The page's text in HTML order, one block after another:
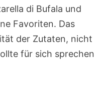
di Bufala und
Favoriten. Das
der Zutaten, nicht
für sich sprechen